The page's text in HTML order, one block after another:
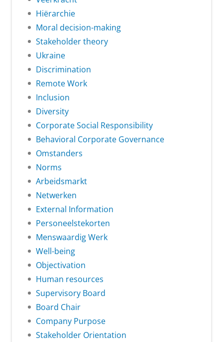
Hiërarchie
Moral decision-making
Stakeholder theory
Ukraine
Discrimination
Remote Work
Inclusion
Diversity
Corporate Social Responsibility
Behavioral Corporate Governance
Omstanders
Norms
Arbeidsmarkt
Netwerken
External Information
Personeelstekorten
Menswaardig Werk
Well-being
Objectivation
Human resources
Supervisory Board
Board Chair
Company Purpose
Stakeholder Orientation